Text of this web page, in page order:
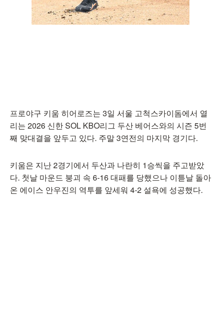
프로야구 키움 히어로즈는 3일 서울 고척스카이돔에서 열
리는 2026 신한 SOL KBO리그 두산 베어스와의 시즌 5번
째 맞대결을 앞두고 있다. 주말 3연전의 마지막 경기다.
키움은 지난 2경기에서 두산과 나란히 1승씩을 주고받았
다. 첫날 마운드 붕괴 속 6-16 대패를 당했으나 이튿날 돌아
온 에이스 안우진의 역투를 앞세워 4-2 설욕에 성공했다.